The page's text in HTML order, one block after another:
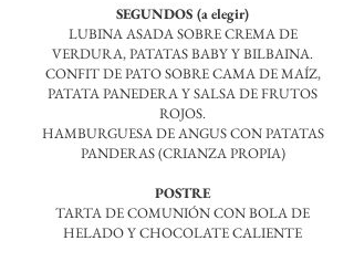
SEGUNDOS (a elegir)
LUBINA ASADA SOBRE CREMA DE
VERDURA, PATATAS BABY Y BILBAINA.
CONFIT DE PATO SOBRE CAMA DE MAÍZ,
PATATA PANEDERA Y SALSA DE FRUTOS
ROJOS.
HAMBURGUESA DE ANGUS CON PATATAS
PANDERAS (CRIANZA PROPIA)
POSTRE
TARTA DE COMUNIÓN CON BOLA DE
HELADO Y CHOCOLATE CALIENTE